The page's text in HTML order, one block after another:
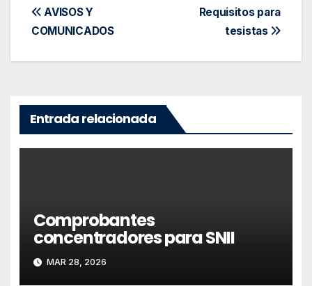
Navegación
de
Requisitos para
tesistas
AVISOS Y
COMUNICADOS
Entrada relacionada
Comprobantes
concentradores para SNII
MAR 28, 2026